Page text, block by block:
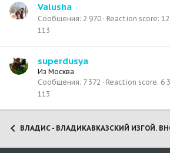
Valusha
Сообщения 2 970 Reaction score
113
superdusya
Из Москва
Сообщения 7 372 Reaction score 6
113
ВЛАДИС - ВЛАДИКАВКАЗСКИЙ ИЗГОЙ.